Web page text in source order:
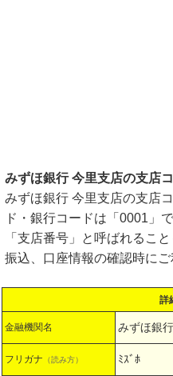
みずほ銀行 今里支店の支店
みずほ銀行 今里支店の支店
ド・銀行コードは「0001」
「支店番号」と呼ばれるこ
振込、口座情報の確認時にご
詳
金融機関名 みずほ銀行
フリガナ （読み方） ﾐｽﾞﾎ